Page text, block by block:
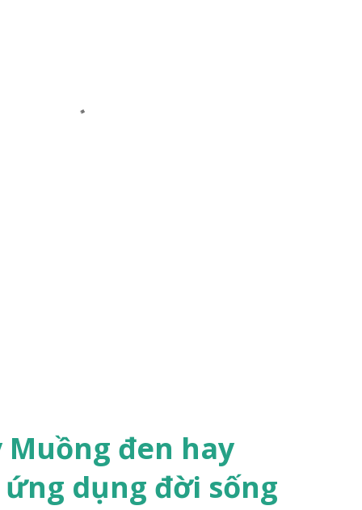
Muồng đen hay
dụng đời sống